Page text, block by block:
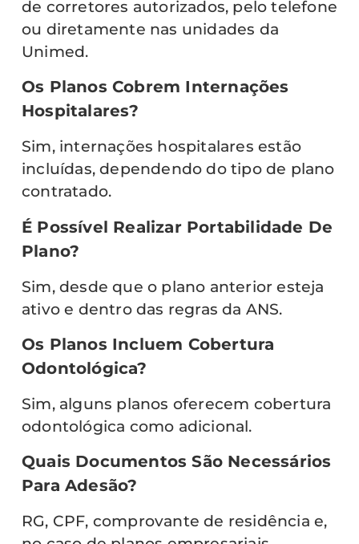
de corretores autorizados, pelo telefone
ou diretamente nas unidades da
Unimed.
Os Planos Cobrem Internações
Hospitalares?
Sim, internações hospitalares estão
incluídas, dependendo do tipo de plano
contratado.
É Possível Realizar Portabilidade De
Plano?
Sim, desde que o plano anterior esteja
ativo e dentro das regras da ANS.
Os Planos Incluem Cobertura
Odontológica?
Sim, alguns planos oferecem cobertura
odontológica como adicional.
Quais Documentos São Necessários
Para Adesão?
RG, CPF, comprovante de residência e,